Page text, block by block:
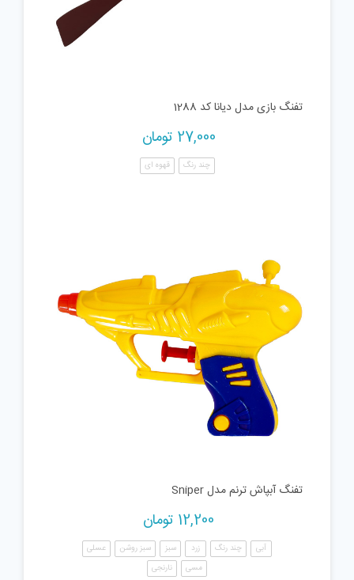
تفنگ بازی مدل دیانا کد 1288
27,000 تومان
چند رنگ قهوه ای
تفنگ آبپاش ترنم مدل Sniper
12,200 تومان
آبی چند رنگ زرد سبز سبز روشن
عسلی
مسی
نارنجی